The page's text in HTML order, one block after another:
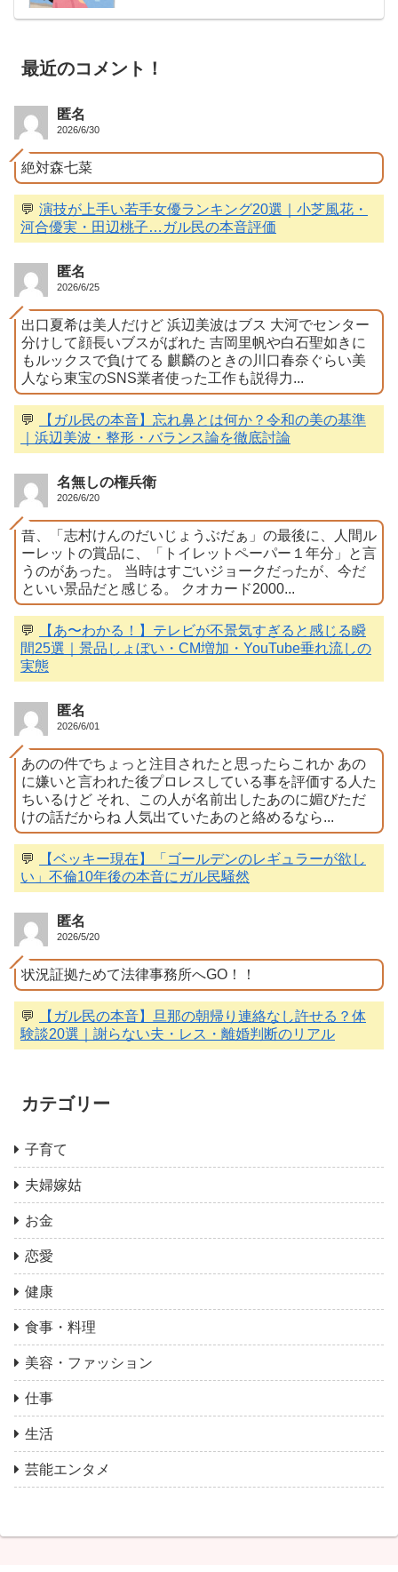
最近のコメント！
匿名
2026/6/30
絶対森七菜
💬 演技が上手い若手女優ランキング20選｜小芝風花・
河合優実・田辺桃子…ガル民の本音評価
匿名
2026/6/25
出口夏希は美人だけど 浜辺美波はブス 大河でセンター
分けして顔長いブスがばれた 吉岡里帆や白石聖如きに
もルックスで負けてる 麒麟のときの川口春奈ぐらい美
人なら東宝のSNS業者使った工作も説得力...
💬
【ガル民の本音】忘れ鼻とは何か？令和の美の基準
｜浜辺美波・整形・バランス論を徹底討論
名無しの権兵衛
2026/6/20
昔、「志村けんのだいじょうぶだぁ」の最後に、人間ル
ーレットの賞品に、「トイレットペーパー１年分」と言
うのがあった。 当時はすごいジョークだったが、今だ
といい景品だと感じる。 クオカード2000...
💬
【あ〜わかる！】テレビが不景気すぎると感じる瞬
間25選｜景品しょぼい・CM増加・YouTube垂れ流しの
実態
匿名
2026/6/01
あのの件でちょっと注目されたと思ったらこれか あの
に嫌いと言われた後プロレスしている事を評価する人た
ちいるけど それ、この人が名前出したあのに媚びただ
けの話だからね 人気出ていたあのと絡めるなら...
💬
【ベッキー現在】「ゴールデンのレギュラーが欲し
い」不倫10年後の本音にガル民騒然
匿名
2026/5/20
状況証拠ためて法律事務所へGO！！
💬
【ガル民の本音】旦那の朝帰り連絡なし許せる？体
験談20選｜謝らない夫・レス・離婚判断のリアル
カテゴリー
子育て
夫婦嫁姑
お金
恋愛
健康
食事・料理
美容・ファッション
仕事
生活
芸能エンタメ